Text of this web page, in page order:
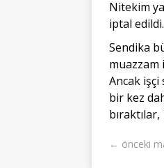
Nitekim
iptal edildi.
Sendika
muazzam
Ancak işçi
bir kez
← önceki